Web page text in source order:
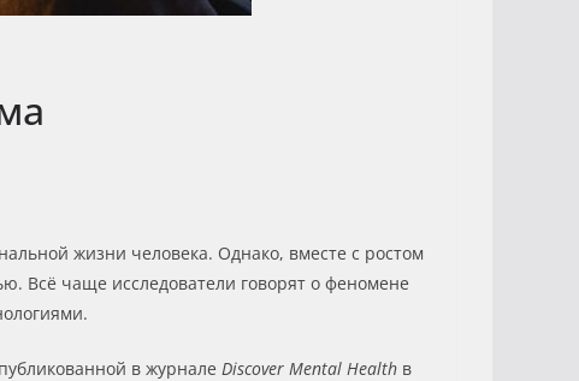
жизни человека. Однако, вместе с ростом
Всё чаще исследователи говорят о феномене
в журнале Discover Mental Health в